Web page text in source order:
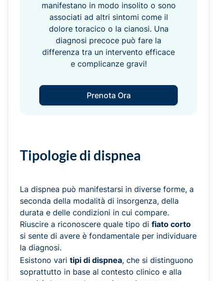
manifestano in modo insolito o sono
associati ad altri sintomi come il
dolore toracico o la cianosi. Una
diagnosi precoce può fare la
differenza tra un intervento efficace
e complicanze gravi!
Prenota Ora
Tipologie di dispnea
La dispnea può manifestarsi in diverse forme, a
seconda della modalità di insorgenza, della
durata e delle condizioni in cui compare.
Riuscire a riconoscere quale tipo di fiato corto
si sente di avere è fondamentale per individuare
la diagnosi.
Esistono vari tipi di dispnea, che si distinguono
soprattutto in base al contesto clinico e alla